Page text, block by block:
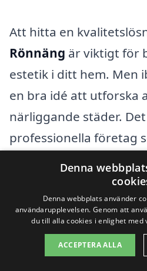
Att hitta en
Rönnäng är viktigt för
estetik i ditt hem. Men
en bra idé att utforska
närliggande städer.
professionella företag
kaminer i området,
för dig att få det bästa
När du letar efter den
kan det vara hjälpsamt
Denna
Denna webbplats använder
användarupplevelsen. Genom att
du till alla cookies i enlighet med
ACCEPTERA ALLA